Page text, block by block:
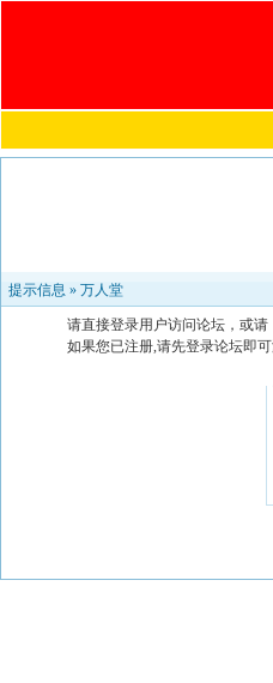
提示信息 » 万人堂
请直接登录用户访问论坛，或请
如果您已注册,请先登录论坛即